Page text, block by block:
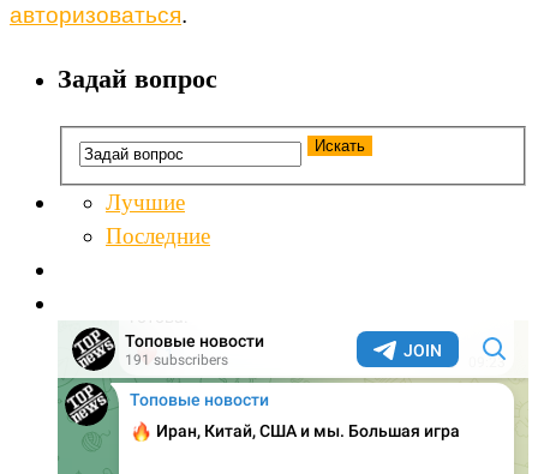
авторизоваться.
Задай вопрос
Лучшие
Последние